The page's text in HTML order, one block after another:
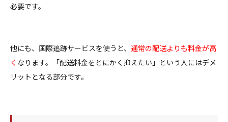
必要です。
他にも、国際追跡サービスを使うと、 通常の配送よりも料金が高
く なります。「配送料金をとにかく抑えたい」という人にはデメ
リットとなる部分です。